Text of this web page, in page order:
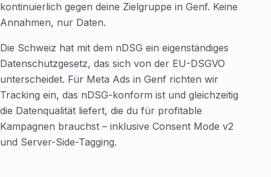
kontinuierlich gegen deine Zielgruppe in Genf. Keine
Annahmen, nur Daten.
Die Schweiz hat mit dem nDSG ein eigenständiges
Datenschutzgesetz, das sich von der EU-DSGVO
unterscheidet. Für Meta Ads in Genf richten wir
Tracking ein, das nDSG-konform ist und gleichzeitig
die Datenqualität liefert, die du für profitable
Kampagnen brauchst – inklusive Consent Mode v2
und Server-Side-Tagging.